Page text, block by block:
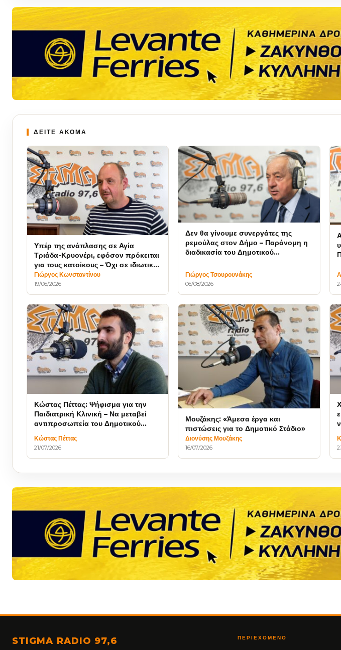
ΔΕΙΤΕ ΑΚΟΜΑ
Υπέρ της ανάπλασης σε Αγία
Τριάδα-Κρυονέρι, εφόσον πρόκειται
για τους κατοίκους – Όχι σε ιδιωτικά
συμφέροντα
Γιώργος Κωνσταντίνου
19/06/2026
Δεν θα γίνουμε συνεργάτες της
ρεμούλας στον Δήμο – Παράνομη η
διαδικασία του Δημοτικού
Γιώργος Τσουρουνάκης
06/08/2026
Κώστας Πέττας: Ψήφισμα για την
Παιδιατρική Κλινική – Να μεταβεί
αντιπροσωπεία του Δημοτικού
Συμβουλίου στο Υπουργείο Υγείας
Κώστας Πέττας
21/07/2026
Μουζάκης: «Άμεσα έργα και
πιστώσεις για το Δημοτικό Στάδιο»
Διονύσης Μουζάκης
16/07/2026
STIGMA RADIO 97,6 ΠΕΡΙΕΧΌΜΕΝΟ